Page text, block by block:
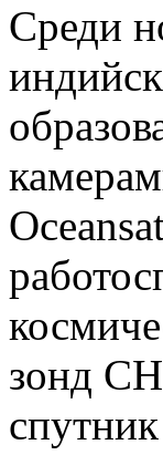
Среди
зонд